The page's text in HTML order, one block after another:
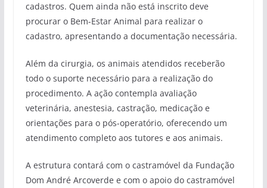
cadastros. Quem ainda não está inscrito deve
procurar o Bem-Estar Animal para realizar o
cadastro, apresentando a documentação necessária.
Além da cirurgia, os animais atendidos receberão
todo o suporte necessário para a realização do
procedimento. A ação contempla avaliação
veterinária, anestesia, castração, medicação e
orientações para o pós-operatório, oferecendo um
atendimento completo aos tutores e aos animais.
A estrutura contará com o castramóvel da Fundação
Dom André Arcoverde e com o apoio do castramóvel